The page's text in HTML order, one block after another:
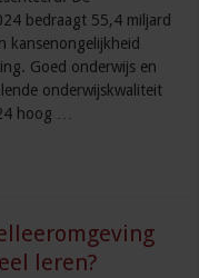
bedraagt 55,4 miljard
kansenongelijkheid
Goed onderwijs en
onderwijskwaliteit
hoog …
leren?